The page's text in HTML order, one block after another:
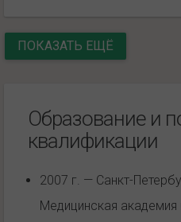
ПОКАЗАТЬ ЕЩЁ
Образование и
квалификации
2007 г. — Санкт-
Медицинская